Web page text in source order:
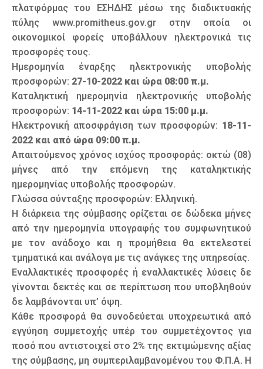
πλατφόρμας του ΕΣΗΔΗΣ μέσω της διαδικτυακής
πύλης www.promitheus.gov.gr στην οποία οι
οικονομικοί φορείς υποβάλλουν ηλεκτρονικά τις
προσφορές τους.
Ημερομηνία έναρξης ηλεκτρονικής υποβολής
προσφορών: 27-10-2022 και ώρα 08:00 π.μ.
Καταληκτική ημερομηνία ηλεκτρονικής υποβολής
προσφορών: 14-11-2022 και ώρα 15:00 μ.μ.
Ηλεκτρονική αποσφράγιση των προσφορών: 18-11-
2022 και από ώρα 09:00 π.μ.
Απαιτούμενος χρόνος ισχύος προσφοράς: οκτώ (08)
μήνες από την επόμενη της καταληκτικής
ημερομηνίας υποβολής προσφορών.
Γλώσσα σύνταξης προσφορών: Ελληνική.
Η διάρκεια της σύμβασης ορίζεται σε δώδεκα μήνες
από την ημερομηνία υπογραφής του συμφωνητικού
με τον ανάδοχο και η προμήθεια θα εκτελεστεί
τμηματικά και ανάλογα με τις ανάγκες της υπηρεσίας.
Εναλλακτικές προσφορές ή εναλλακτικές λύσεις δε
γίνονται δεκτές και σε περίπτωση που υποβληθούν
δε λαμβάνονται υπ’ όψη.
Κάθε προσφορά θα συνοδεύεται υποχρεωτικά από
εγγύηση συμμετοχής υπέρ του συμμετέχοντος για
ποσό που αντιστοιχεί στο 2% της εκτιμώμενης αξίας
της σύμβασης, μη συμπεριλαμβανομένου του Φ.Π.Α. Η